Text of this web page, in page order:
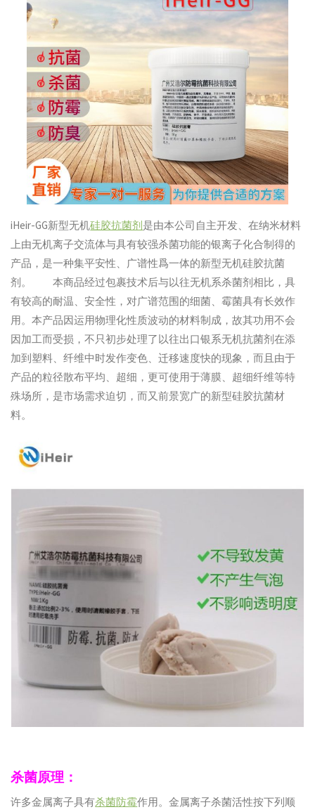
iHeir-GG新型无机硅胶抗菌剂是由本公司自主开发、在纳米材料
上由无机离子交流体与具有较强杀菌功能的银离子化合制得的
产品，是一种集平安性、广谱性爲一体的新型无机硅胶抗菌
剂。 本商品经过包裹技术后与以往无机系杀菌剂相比，具
有较高的耐温、安全性，对广谱范围的细菌、霉菌具有长效作
用。本产品因运用物理化性质波动的材料制成，故其功用不会
因加工而受损，不只初步处理了以往出口银系无机抗菌剂在添
加到塑料、纤维中时发作变色、迁移速度快的现象，而且由于
产品的粒径散布平均、超细，更可使用于薄膜、超细纤维等特
殊场所，是市场需求迫切，而又前景宽广的新型硅胶抗菌材
料。
杀菌原理：
许多金属离子具有杀菌防霉作用。金属离子杀菌活性按下列顺